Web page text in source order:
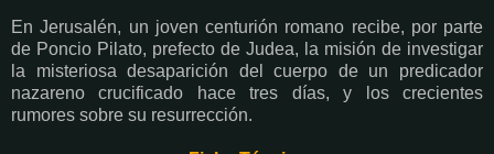
En Jerusalén, un joven centurión romano recibe, por parte
de Poncio Pilato, prefecto de Judea, la misión de investigar
la misteriosa desaparición del cuerpo de un predicador
nazareno crucificado hace tres días, y los crecientes
rumores sobre su resurrección.